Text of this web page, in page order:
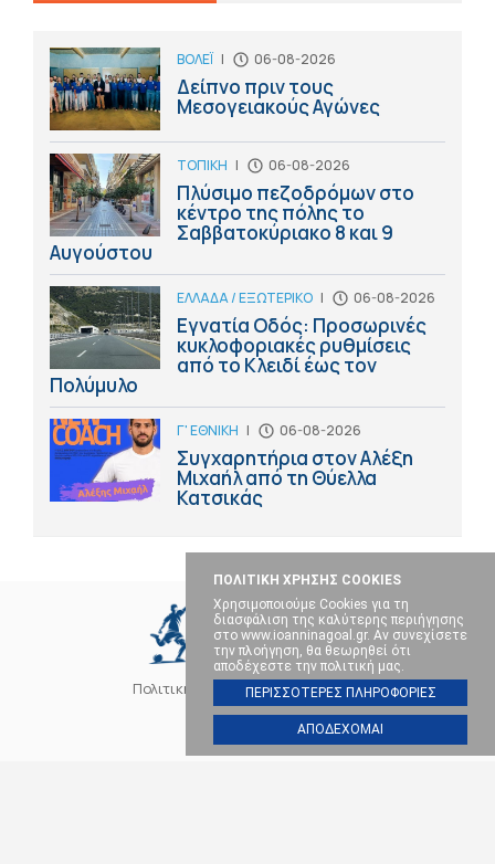
ΠΟΛΙΤΙΚΗ ΧΡΗΣΗΣ COOKIES
Χρησιμοποιούμε Cookies για τη
διασφάλιση της καλύτερης περιήγησης
στο www.ioanninagoal.gr. Αν συνεχίσετε
την πλοήγηση, θα θεωρηθεί ότι
αποδέχεστε την πολιτική μας.
ΠΕΡΙΣΣΟΤΕΡΕΣ ΠΛΗΡΟΦΟΡΙΕΣ
ΑΠΟΔΕΧΟΜΑΙ
ΒΟΛΕΪ | 06-08-2026
Δείπνο πριν τους
Μεσογειακούς Αγώνες
ΤΟΠΙΚΗ | 06-08-2026
Πλύσιμο πεζοδρόμων στο
κέντρο της πόλης το
Σαββατοκύριακο 8 και 9
Αυγούστου
ΕΛΛΑΔΑ / ΕΞΩΤΕΡΙΚΟ | 06-08-2026
Εγνατία Οδός: Προσωρινές
κυκλοφοριακές ρυθμίσεις
από το Κλειδί έως τον
Πολύμυλο
Γ' ΕΘΝΙΚΗ | 06-08-2026
Συγχαρητήρια στον Αλέξη
Μιχαήλ από τη Θύελλα
Κατσικάς
Πολιτική Cookies Επικοινωνία
SOCIAL MEDIA